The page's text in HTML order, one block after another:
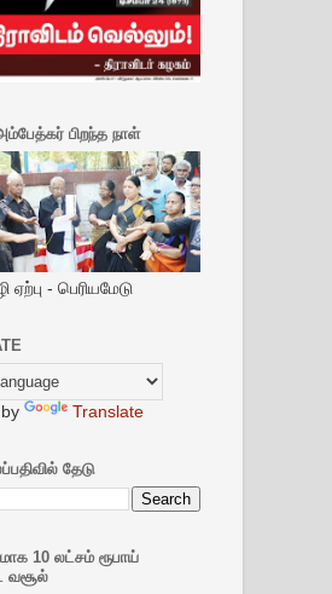
பிறந்த நாள்
ஏற்பு - பெரியமேடு
Translate
தேடு
10 லட்சம் ரூபாய்